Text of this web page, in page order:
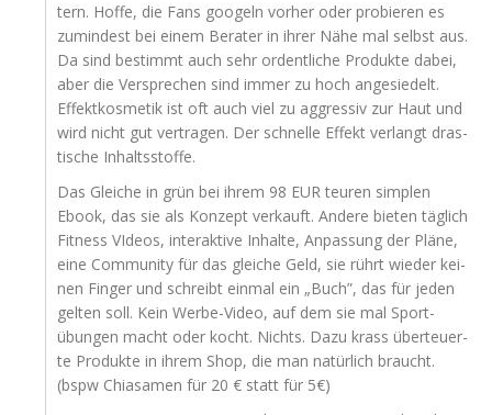
tern. Hof­fe, die Fans goo­geln vor­her oder pro­bie­ren es
zumin­dest bei einem Bera­ter in ihrer Nähe mal selbst aus.
Da sind bestimmt auch sehr ordent­li­che Pro­duk­te dabei,
aber die Ver­spre­chen sind immer zu hoch ange­sie­delt.
Effekt­kos­me­tik ist oft auch viel zu aggres­siv zur Haut und
wird nicht gut ver­tra­gen. Der schnel­le Effekt ver­langt dras­
ti­sche Inhaltsstoffe.
Das Glei­che in grün bei ihrem 98 EUR teu­ren simp­len
Ebook, das sie als Kon­zept ver­kauft. Ande­re bie­ten täg­lich
Fit­ness VIde­os, inter­ak­ti­ve Inhal­te, Anpas­sung der Plä­ne,
eine Com­mu­ni­ty für das glei­che Geld, sie rührt wie­der kei­
nen Fin­ger und schreibt ein­mal ein „Buch”, das für jeden
gel­ten soll. Kein Wer­be-Video, auf dem sie mal Sport­
übun­gen macht oder kocht. Nichts. Dazu krass über­teu­er­
te Pro­duk­te in ihrem Shop, die man natür­lich braucht.
(bspw Chi­a­sa­men für 20 € statt für 5€)